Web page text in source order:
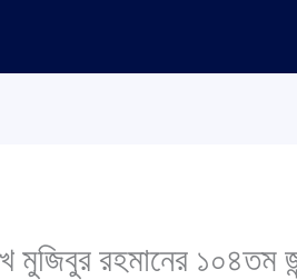
মুজিবুর রহমানের ১০৪তম